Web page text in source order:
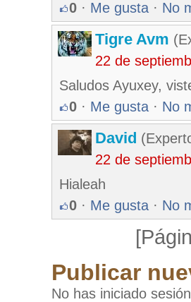
0 · Me gusta · No
Tigre Avm
22 de
Saludos Ayuxey,
0 · Me gusta · No
David
22 de
Hialeah
0 · Me gusta · No
Publicar
No has iniciado